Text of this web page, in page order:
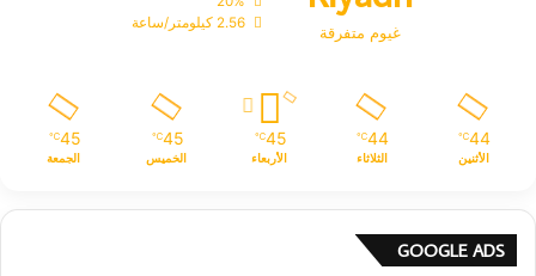
غيوم متفرقة
2.56 كيلومتر/ساعة
44
℃
الأثنين
44
℃
الثلاثاء
45
℃
الأربعاء
45
℃
الخميس
45
℃
الجمعة
GOOGLE ADS